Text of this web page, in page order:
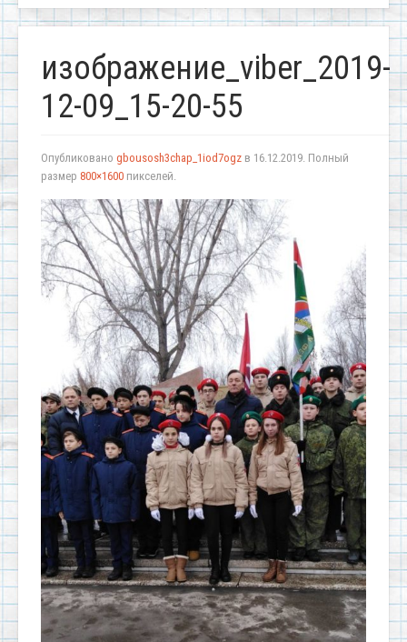
изображение_viber_2019-
12-09_15-20-55
Опубликовано gbousosh3chap_1iod7ogz в 16.12.2019. Полный
размер 800×1600 пикселей.